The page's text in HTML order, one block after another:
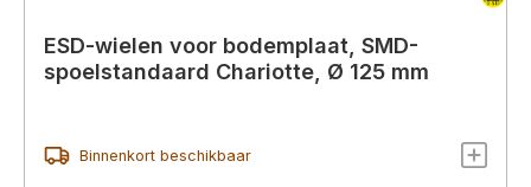
ESD-wielen voor bodemplaat, SMD-
spoelstandaard Chariotte, Ø 125 mm
Binnenkort beschikbaar